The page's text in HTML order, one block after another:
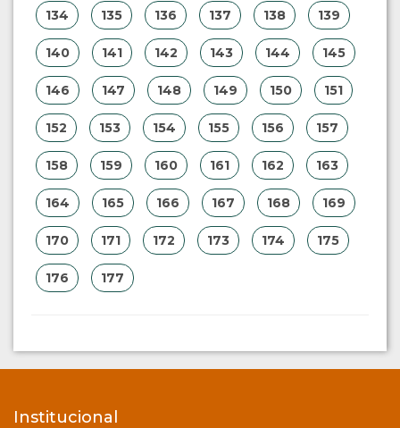
134 135 136 137 138 139
140 141 142 143 144 145
146 147 148 149 150 151
152 153 154 155 156 157
158 159 160 161 162 163
164 165 166 167 168 169
170 171 172 173 174 175
176 177
Institucional